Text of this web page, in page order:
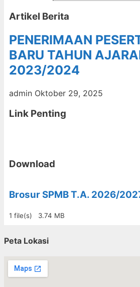
Artikel Berita
PENERIMAAN
BARU TAHUN
2023/2024
admin Oktober 29, 2025
Link Penting
Download
Brosur SPMB T.A. 2026/
1 file(s) 3.74 MB
Peta Lokasi